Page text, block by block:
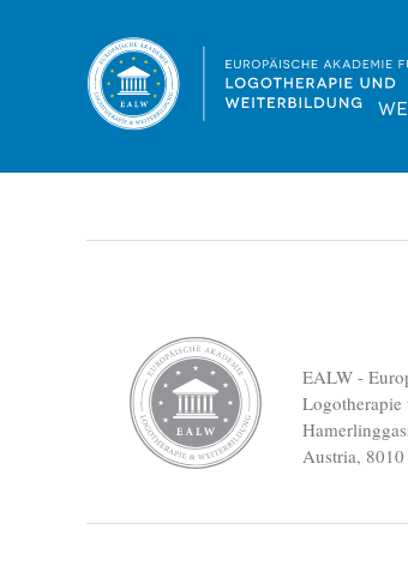
Dateigröße: 387.72 KBDateiformat :PDF
EALW -
Austria, 8010